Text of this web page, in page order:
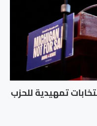
تمهيدية للحزب